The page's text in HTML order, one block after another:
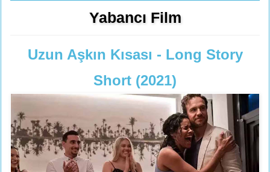
Yabancı Film
Uzun Aşkın Kısası - Long Story
Short (2021)